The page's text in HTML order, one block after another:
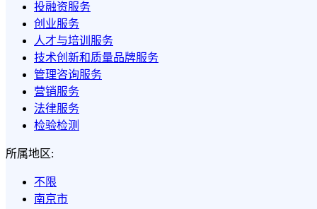
投融资服务
创业服务
人才与培训服务
技术创新和质量品牌服务
管理咨询服务
营销服务
法律服务
检验检测
所属地区:
不限
南京市